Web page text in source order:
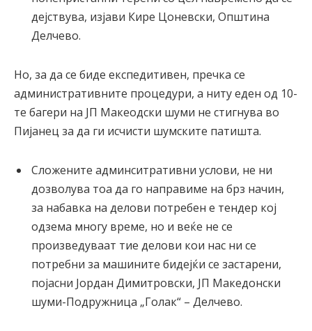
дејствува, изјави Кире Цоневски, Општина
Делчево.
Но, за да се биде експедитивен, пречка се
административните процедури, а ниту еден од 10-
те багери на ЈП Макеодски шуми не стигнува во
Пијанец за да ги исчисти шумските патишта.
Сложените админситративни услови, не ни
дозволува тоа да го направиме на брз начин,
за набавка на делови потребен е тендер кој
одзема многу време, но и веќе не се
произведуваат тие делови кои нас ни се
потребни за машините бидејќи се застарени,
појасни Јордан Димитровски, ЈП Македонски
шуми-Подружница „Голак“ – Делчево.